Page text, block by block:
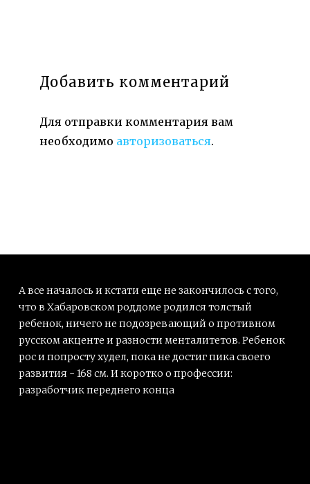
Добавить комментарий
Для отправки комментария вам
необходимо авторизоваться.
А все началось и кстати еще не закончилось с того,
что в Хабаровском роддоме родился толстый
ребенок, ничего не подозревающий о противном
русском акценте и разности менталитетов. Ребенок
рос и попросту худел, пока не достиг пика своего
развития - 168 см. И коротко о профессии:
разработчик переднего конца